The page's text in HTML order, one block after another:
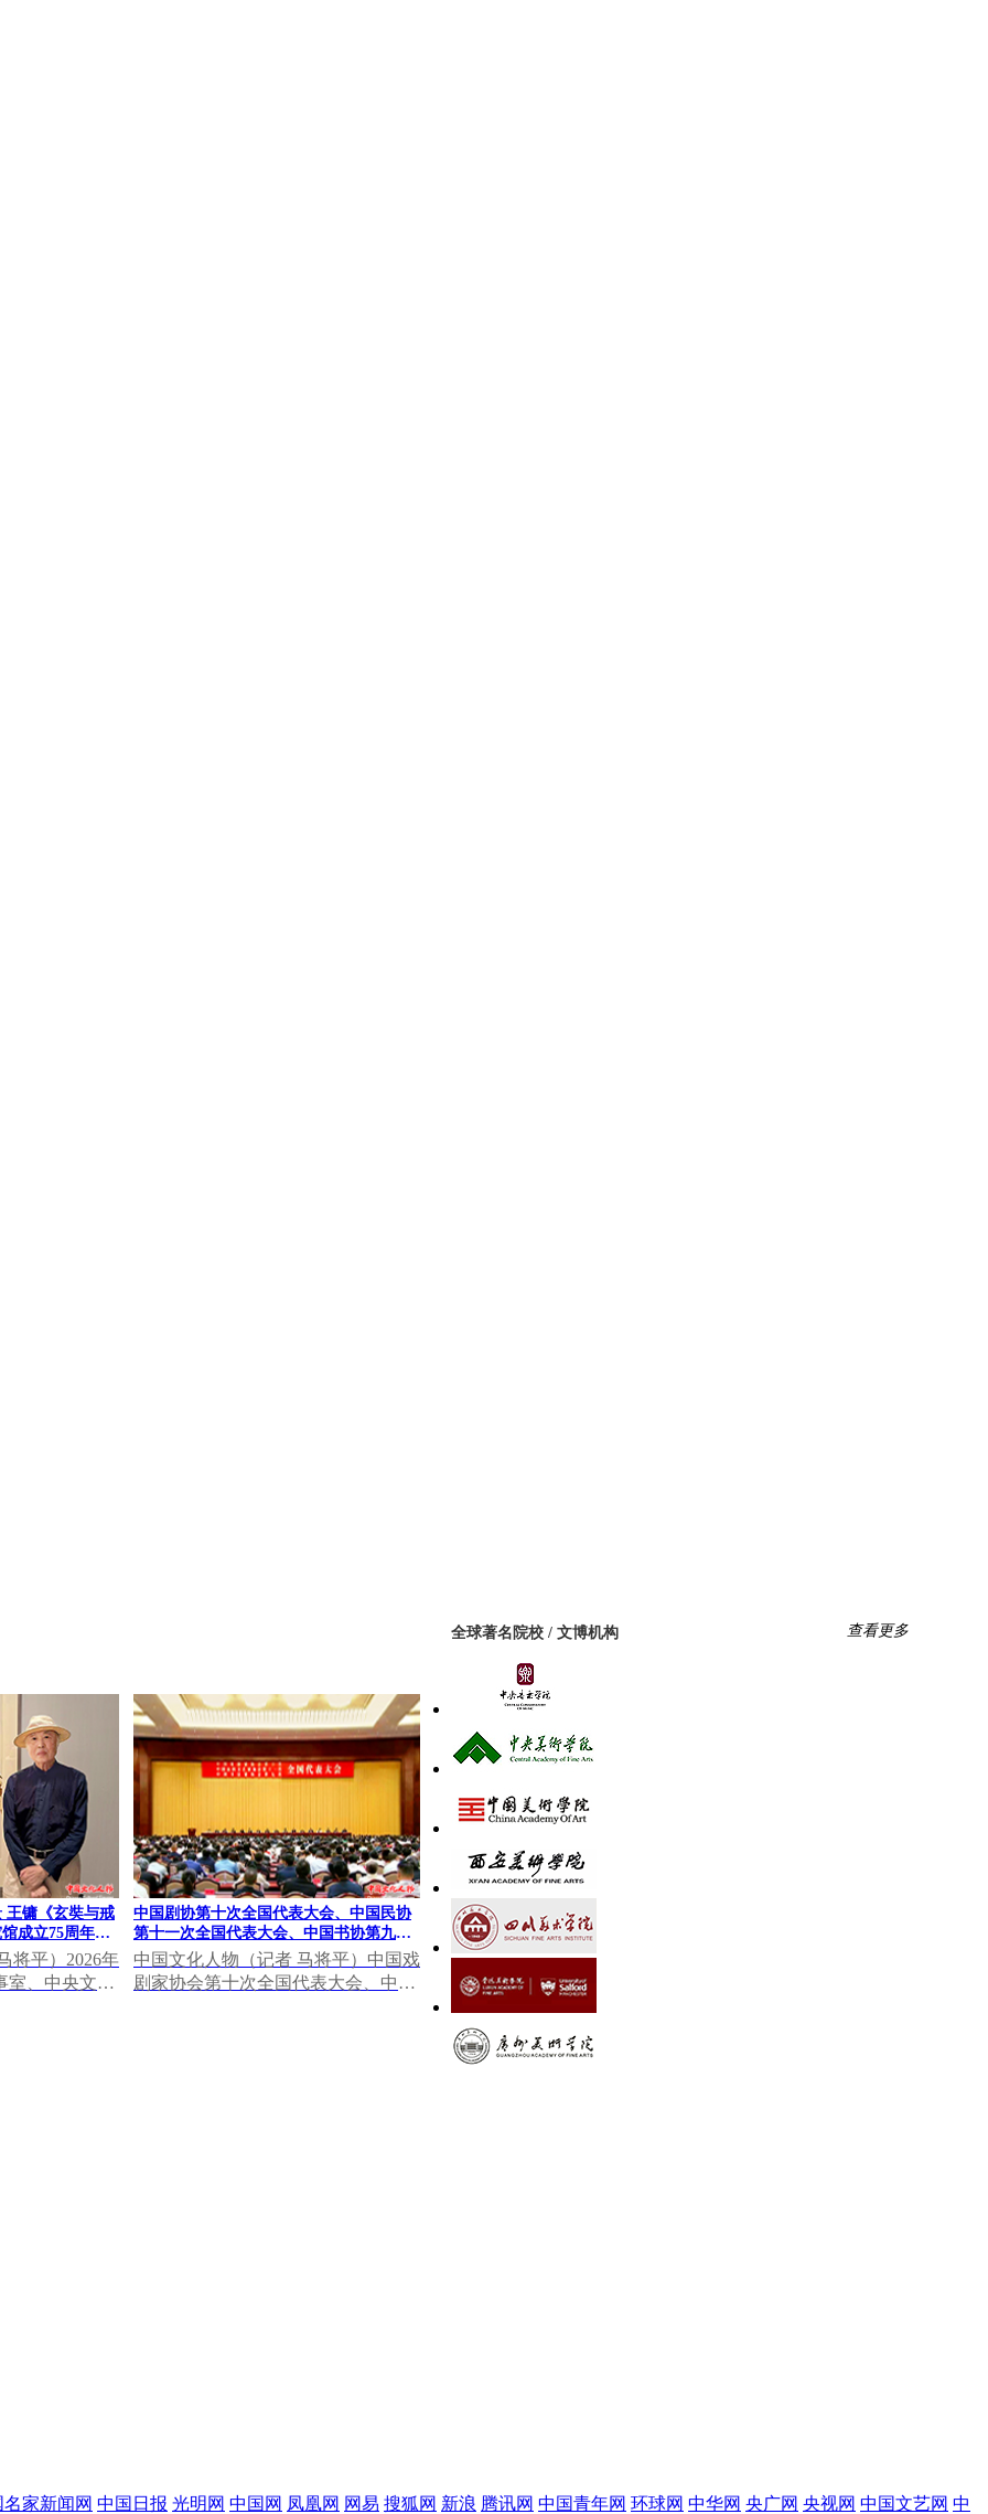
王镛《玄奘与戒
成立75周年成
将平）2026年
室、中央文史
中国剧协第十次全国代表大会、中国民协
第十一次全国代表大会、中国书协第九次
全国代表大会在北京召开 李书磊出席开幕
式并讲话
中国文化人物（记者 马将平）中国戏
剧家协会第十次全国代表大会、中国
全球著名院校 / 文博机构 查看更多
家新闻网 中国日报 光明网 中国网 凤凰网 网易 搜狐网 新浪 腾讯网 中国青年网 环球网 中华网 央广网 央视网 中国文艺网 中